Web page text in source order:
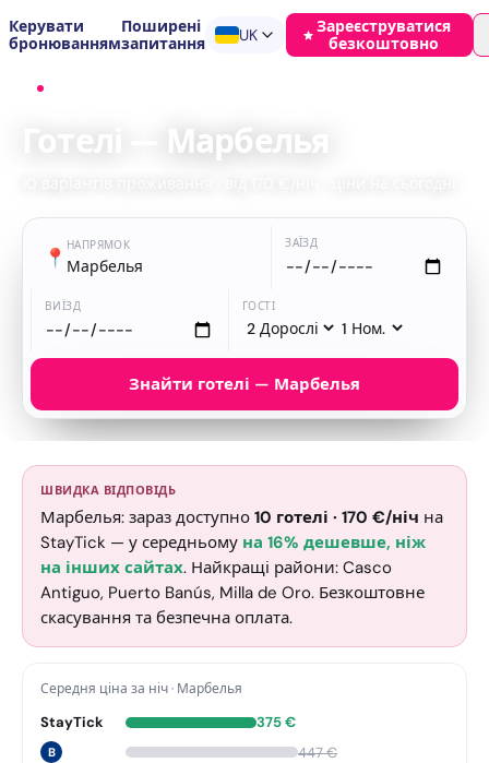
Керувати
бронюванням
Поширені
запитання
UK
Зареєструватися
безкоштовно
Готелі — Марбелья
📍 НАПРЯМОК
Марбелья
ЗАЇЗД
ВИЇЗД ГОСТІ
Знайти готелі — Марбелья
ШВИДКА ВІДПОВІДЬ
Марбелья: зараз доступно 10 готелі · 170 €/ніч на
StayTick — у середньому на 16% дешевше, ніж
на інших сайтах. Найкращі райони: Casco
Antiguo, Puerto Banús, Milla de Oro. Безкоштовне
скасування та безпечна оплата.
Середня ціна за ніч· Марбелья
StayTick 375€
B 447€